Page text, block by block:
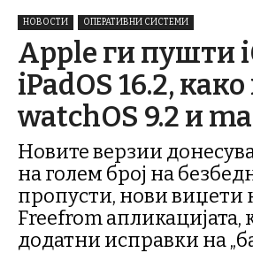
НОВОСТИ ОПЕРАТИВНИ СИСТЕМИ
Apple ги пушти
iPadOS 16.2, како
watchOS 9.2 и
Новите верзии
на голем број на
пропусти, нови виџети
Freefrom апликацијата,
додатни исправки на